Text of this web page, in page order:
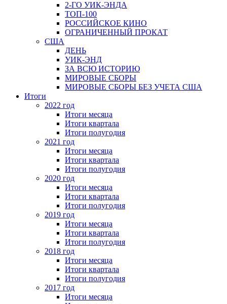
2-ГО УИК-ЭНДА
ТОП-100
РОССИЙСКОЕ КИНО
ОГРАНИЧЕННЫЙ ПРОКАТ
США
ДЕНЬ
УИК-ЭНД
ЗА ВСЮ ИСТОРИЮ
МИРОВЫЕ СБОРЫ
МИРОВЫЕ СБОРЫ БЕЗ УЧЕТА США
Итоги
2022 год
Итоги месяца
Итоги квартала
Итоги полугодия
2021 год
Итоги месяца
Итоги квартала
Итоги полугодия
2020 год
Итоги месяца
Итоги квартала
Итоги полугодия
2019 год
Итоги месяца
Итоги квартала
Итоги полугодия
2018 год
Итоги месяца
Итоги квартала
Итоги полугодия
2017 год
Итоги месяца